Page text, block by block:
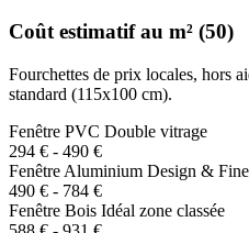
Coût estimatif au m² (50)
Fourchettes de prix locales, hors
standard (115x100 cm).
Fenêtre PVC Double vitrage
294 € - 490 €
Fenêtre Aluminium Design &
490 € - 784 €
Fenêtre Bois Idéal zone classée